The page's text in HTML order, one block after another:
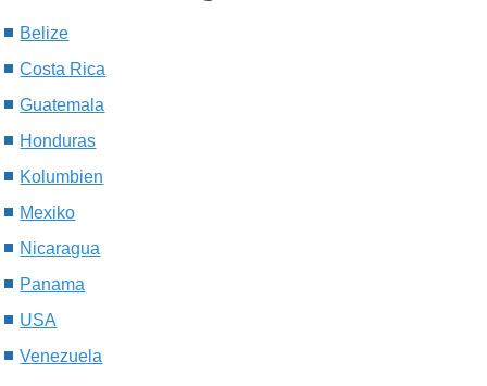
Belize
Costa Rica
Guatemala
Honduras
Kolumbien
Mexiko
Nicaragua
Panama
USA
Venezuela